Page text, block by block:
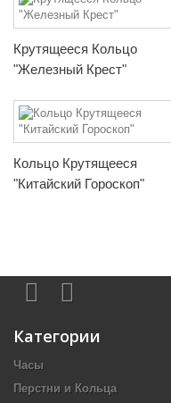
Крутящееся Кольцо
"Железный Крест"
Кольцо Крутящееся
"Китайский Гороскоп"
Категории
Часы
Перстни и Кольца